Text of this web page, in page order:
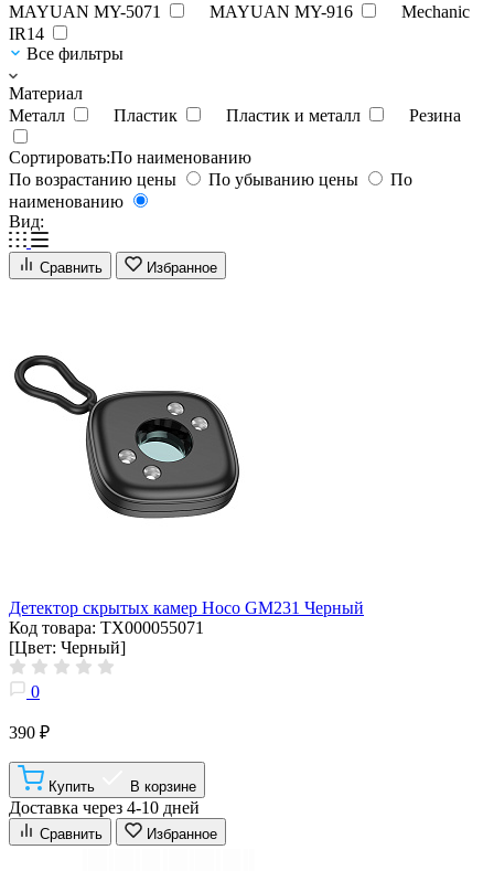
MAYUAN MY-5071
MAYUAN MY-916
Mechanic
IR14
Все фильтры
Материал
Металл
Пластик Пластик и металл Резина
Сортировать:По наименованию
По возрастанию цены
По убыванию цены
По
наименованию
Вид:
Сравнить Избранное
Детектор скрытых камер Hoco GM231 Черный
Код товара: ТХ000055071
[Цвет: Черный]
0
390 ₽
Купить В корзине
Доставка через 4-10 дней
Сравнить Избранное